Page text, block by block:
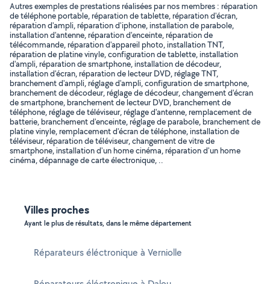
Autres exemples de prestations réalisées par nos membres : réparation
de téléphone portable, réparation de tablette, réparation d'écran,
réparation d'ampli, réparation d'iphone, installation de parabole,
installation d'antenne, réparation d'enceinte, réparation de
télécommande, réparation d'appareil photo, installation TNT,
réparation de platine vinyle, configuration de tablette, installation
d'ampli, réparation de smartphone, installation de décodeur,
installation d'écran, réparation de lecteur DVD, réglage TNT,
branchement d'ampli, réglage d'ampli, configuration de smartphone,
branchement de décodeur, réglage de décodeur, changement d'écran
de smartphone, branchement de lecteur DVD, branchement de
téléphone, réglage de téléviseur, réglage d'antenne, remplacement de
batterie, branchement d'enceinte, réglage de parabole, branchement de
platine vinyle, remplacement d'écran de téléphone, installation de
téléviseur, réparation de téléviseur, changement de vitre de
smartphone, installation d'un home cinéma, réparation d'un home
cinéma, dépannage de carte électronique, ..
Villes proches
Ayant le plus de résultats, dans le même département
Réparateurs éléctronique à Verniolle